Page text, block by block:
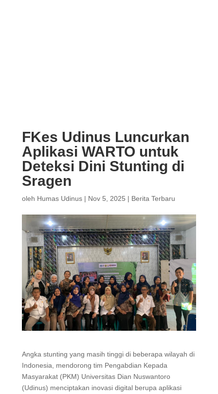
FKes Udinus Luncurkan
Aplikasi WARTO untuk
Deteksi Dini Stunting di
Sragen
oleh Humas Udinus| Nov 5, 2025 | Berita Terbaru
Angka stunting yang masih tinggi di beberapa wilayah di
Indonesia, mendorong tim Pengabdian Kepada
Masyarakat (PKM) Universitas Dian Nuswantoro
(Udinus) menciptakan inovasi digital berupa aplikasi